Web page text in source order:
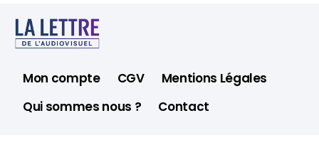
Mon compte CGV
Mentions Légales
Qui sommes nous ?
Contact